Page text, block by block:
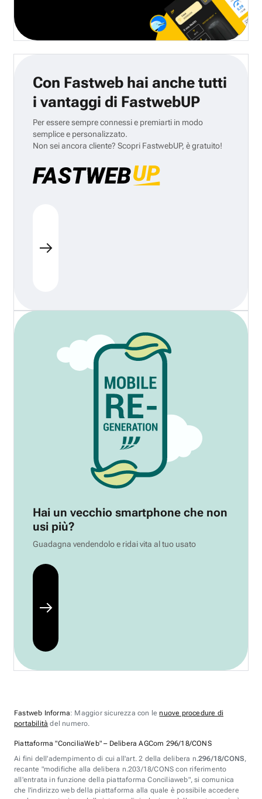
Con Fastweb hai anche tutti
i vantaggi di FastwebUP
Per essere sempre connessi e premiarti in modo
semplice e personalizzato.
Non sei ancora cliente? Scopri FastwebUP, è gratuito!
Hai un vecchio smartphone che non
usi più?
Guadagna vendendolo e ridai vita al tuo usato
Fastweb Informa: Maggior sicurezza con lenuove procedure di
portabilità del numero.
Piattaforma "ConciliaWeb" – Delibera AGCom 296/18/CONS
Ai fini dell'adempimento di cui all'art. 2 della delibera n.296/18/CONS,
recante "modifiche alla delibera n.203/18/CONS con riferimento
all'entrata in funzione della piattaforma Conciliaweb", si comunica
che l'indirizzo web della piattaforma alla quale è possibile accedere